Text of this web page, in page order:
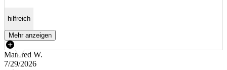
hilfreich
Mehr anzeigen
Manfred W.
7/29/2026